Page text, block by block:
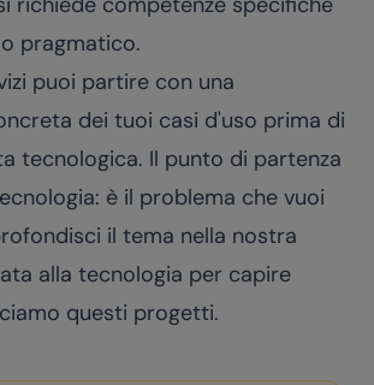
pragmatico.
puoi partire con una
dei tuoi casi d'uso prima di
tecnologica. Il punto di partenza
è il problema che vuoi
il tema nella nostra
alla tecnologia per capire
questi progetti.